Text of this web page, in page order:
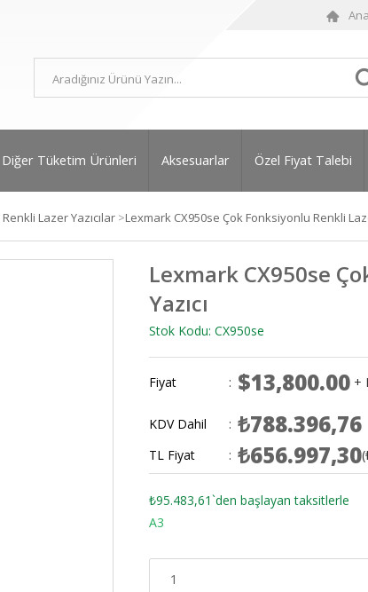
Diğer Tüketim Ürünleri Aksesuarlar Özel Fiyat Talebi
Lazer Yazıcılar >Lexmark CX950se Çok Fonksiyonlu Renkli
Lexmark CX950se
Yazıcı
Stok Kodu: CX950se
Fiyat : $13,800.00 +
KDV Dahil : ₺788.396,76
TL Fiyat : ₺656.997,30
₺95.483,61`den başlayan taksitlerle
A3